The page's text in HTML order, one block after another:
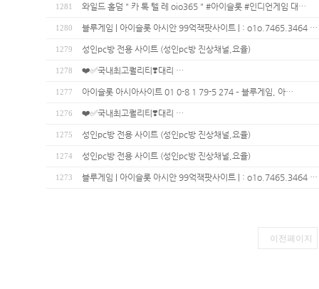
1281 와일드 홀덤 " 카 톡 텔 레 oio365 " #아이슬롯 #인디언게임 대…
1280 블루게임 | 아이슬롯 아시안 99억잭팟사이트 | : o1o.7465.3464 …
1279 성인pc방 전용 사이트 (성인pc방 진상채널,요율)
1278 ❤️✅국내최고퀄리티❣️대리…
1277 아이슬롯 아시아사이트 01 0-8 1 79-5 274 – 블루게임, 아…
1276 ❤️✅국내최고퀄리티❣️대리…
1275 성인pc방 전용 사이트 (성인pc방 진상채널,요율)
1274 성인pc방 전용 사이트 (성인pc방 진상채널,요율)
1273 블루게임 | 아이슬롯 아시안 99억잭팟사이트 | : o1o.7465.3464 …
이전페이지